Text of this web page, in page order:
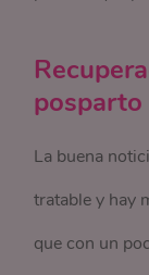
posparto
La buena
tratable y hay
que con un